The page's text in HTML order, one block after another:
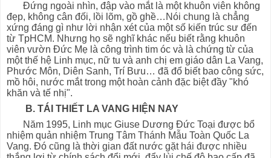
Đứng ngoài nhìn, đập vào mắt là một khuôn viên không
đẹp, không cân đối, lồi lõm, gồ ghề…Nói chung là chẳng
xứng đáng gì như lời nhận xét của một số kiến trúc sư đến
từ TpHCM. Nhưng họ sẽ nghĩ khác nếu biết rằng khuôn
viên vườn Đức Mẹ là công trình tim óc và là chứng từ của
một thế hệ Linh mục, nữ tu và anh chị em giáo dân La Vang,
Phước Môn, Diên Sanh, Trí Bưu… đã đổ biết bao công sức,
mồ hôi, nước mắt trong một hoàn cảnh đặc biệt đầy "khó
khăn và tế nhị".
B. TÁI THIẾT LA VANG HIỆN NAY
Năm 1995, Linh mục Giuse Dương Đức Toại được bổ
nhiệm quản nhiệm Trung Tâm Thánh Mẫu Toàn Quốc La
Vang. Đó cũng là thời gian đất nước gặt hái được nhiều